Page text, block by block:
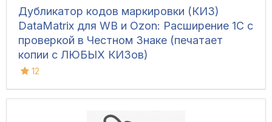
Дубликатор кодов маркировки (КИЗ)
DataMatrix для WB и Ozon: Расширение 1С с
проверкой в Честном Знаке (печатает
копии с ЛЮБЫХ КИЗов)
12